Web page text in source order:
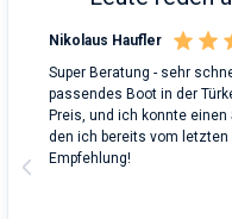
Nikolaus Haufler
Super Beratung - sehr
passendes Boot in der
Preis, und ich konnte einen
den ich bereits vom letzten
Empfehlung!